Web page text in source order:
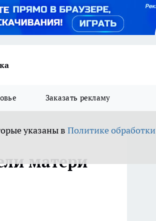
Заказать рекламу
указаны в Политике обработки
матери